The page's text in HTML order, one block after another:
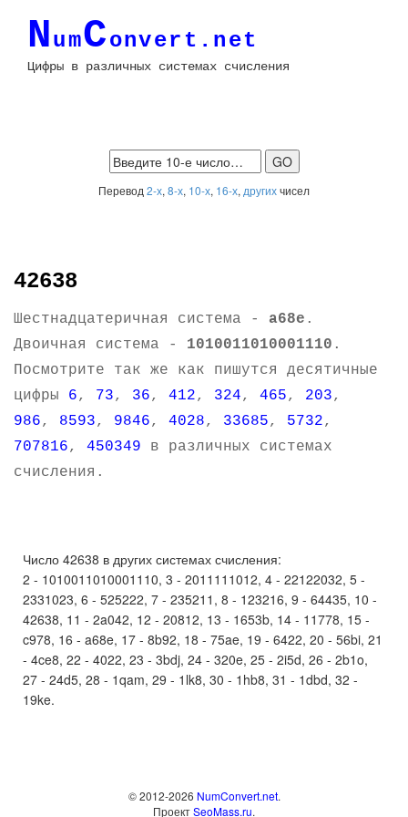
NumConvert.net
Цифры в различных системах счисления
Перевод 2-х, 8-х, 10-х, 16-х, другихчисел
42638
Шестнадцатеричная система - a68e .
Двоичная система - 1010011010001110 .
Посмотрите так же как пишутся десятичные
цифры 6, 73, 36, 412, 324, 465, 203,
986, 8593, 9846, 4028, 33685, 5732,
707816, 450349 в различных системах
счисления.
Число 42638 в других системах счисления:
2 - 1010011010001110, 3 - 2011111012, 4 - 22122032, 5 -
2331023, 6 - 525222, 7 - 235211, 8 - 123216, 9 - 64435, 10 -
42638, 11 - 2a042, 12 - 20812, 13 - 1653b, 14 - 11778, 15 -
c978, 16 - a68e, 17 - 8b92, 18 - 75ae, 19 - 6422, 20 - 56bi, 21
- 4ce8, 22 - 4022, 23 - 3bdj, 24 - 320e, 25 - 2i5d, 26 - 2b1o,
27 - 24d5, 28 - 1qam, 29 - 1lk8, 30 - 1hb8, 31 - 1dbd, 32 -
19ke.
© 2012-2026 NumConvert.net.
ПроектSeoMass.ru.